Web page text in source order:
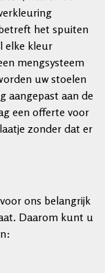
het spuiten
elke kleur
mengsysteem
uw stoelen
aangepast aan de
een offerte voor
zonder dat er
ons belangrijk
Daarom kunt u